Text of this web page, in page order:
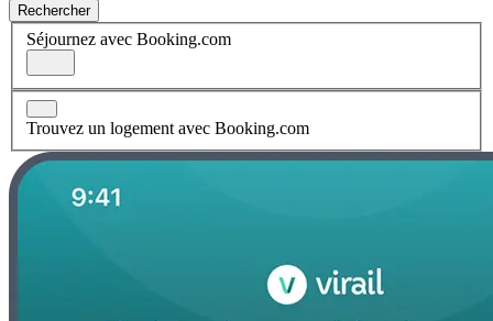
Rechercher
Séjournez avec Booking.com
Trouvez un logement avec Booking.com